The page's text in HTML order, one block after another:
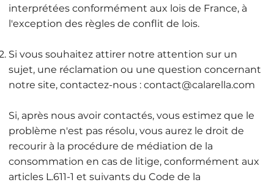
interprétées conformément aux lois de France, à
l'exception des règles de conflit de lois.
Si vous souhaitez attirer notre attention sur un
sujet, une réclamation ou une question concernant
notre site, contactez-nous : contact@calarella.com
Si, après nous avoir contactés, vous estimez que le
problème n'est pas résolu, vous aurez le droit de
recourir à la procédure de médiation de la
consommation en cas de litige, conformément aux
articles L.611-1 et suivants du Code de la